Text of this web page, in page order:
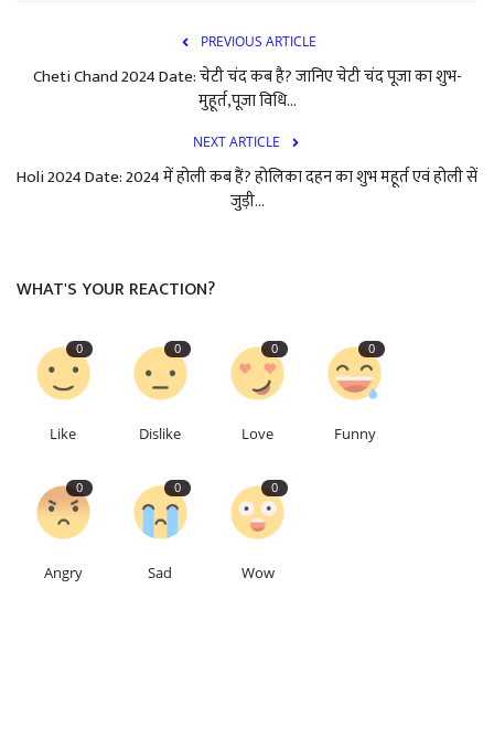
PREVIOUS ARTICLE
Cheti Chand 2024 Date: चेटी चंद कब है? जानिए चेटी चंद पूजा का शुभ-
मुहूर्त,पूजा विधि...
NEXT ARTICLE
Holi 2024 Date: 2024 में होली कब हैं? होलिका दहन का शुभ महूर्त एवं होली सें
जुड़ी...
WHAT'S YOUR REACTION?
0
Like
0
Dislike
0
Love
0
Funny
0
Angry
0
Sad
0
Wow